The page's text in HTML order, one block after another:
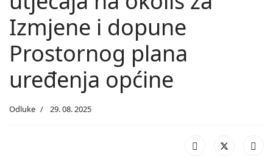
Izmjene i dopune
Prostornog plana
uređenja općine
Odluke 29. 08. 2025